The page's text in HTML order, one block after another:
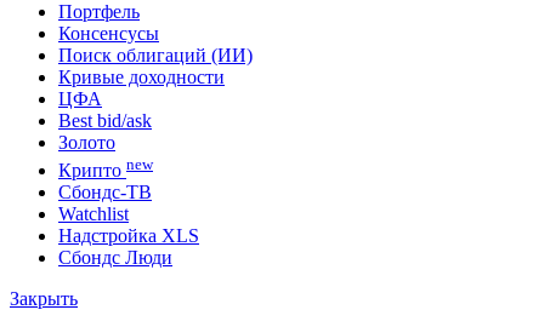
Портфель
Консенсусы
Поиск облигаций (ИИ)
Кривые доходности
ЦФА
Best bid/ask
Золото
Крипто new
Сбондс-ТВ
Watchlist
Надстройка XLS
Сбондс Люди
Закрыть